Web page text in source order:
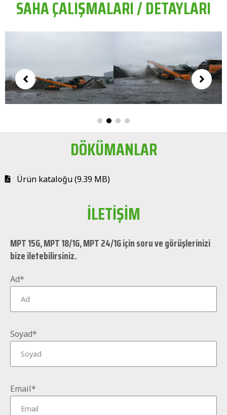
SAHA ÇALIŞMALARI / DETAYLARI
DÖKÜMANLAR
Ürün kataloğu (9.39 MB)
İLETİŞİM
MPT 15G, MPT 18/1G, MPT 24/1G için soru ve görüşlerinizi
bize iletebilirsiniz.
Ad*
Soyad*
Email*